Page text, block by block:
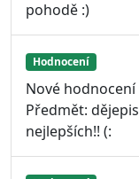
pohodě :)
Hodnocení
Nové hodnocení
Předmět:
nejlepších!! (: